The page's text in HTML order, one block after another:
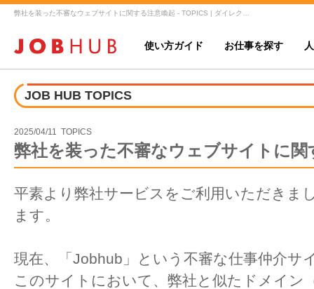
使い方ガイド お仕事を探す
JOB HUB TOPICS
2025/04/11 TOPICS
弊社を装った不審なウェブサイトに関
平素より弊社サービスをご利用いただきま
ます。
現在、「Jobhub」という不審な仕事仲介サ
このサイトにおいて、弊社と似たドメイン